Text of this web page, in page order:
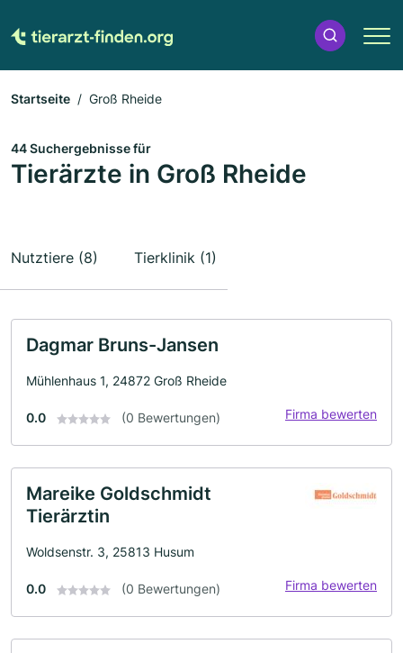
Startseite Groß Rheide
44 Suchergebnisse für
Tierärzte in Groß Rheide
Nutztiere (8) Tierklinik (1)
Dagmar Bruns-Jansen
Mühlenhaus 1, 24872 Groß Rheide
0.0 (0 Bewertungen) Firma bewerten
Mareike Goldschmidt
Tierärztin
Woldsenstr. 3, 25813 Husum
0.0 (0 Bewertungen) Firma bewerten